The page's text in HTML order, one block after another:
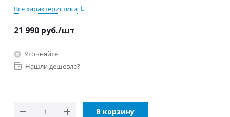
Все характеристики
21 990 руб./шт
Уточняйте
Нашли дешевле?
В корзину